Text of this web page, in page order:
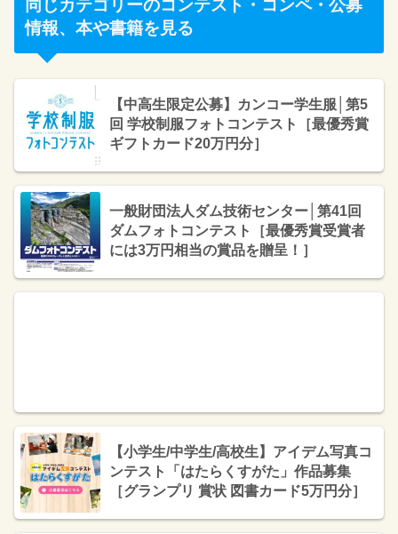
同じカテゴリーのコンテスト・コンペ・公募
情報、本や書籍を見る
【中高生限定公募】カンコー学生服│第5
回 学校制服フォトコンテスト［最優秀賞
ギフトカード20万円分］
一般財団法人ダム技術センター│第41回
ダムフォトコンテスト［最優秀賞受賞者
には3万円相当の賞品を贈呈！］
【小学生/中学生/高校生】アイデム写真コ
ンテスト「はたらくすがた」作品募集
［グランプリ 賞状 図書カード5万円分］